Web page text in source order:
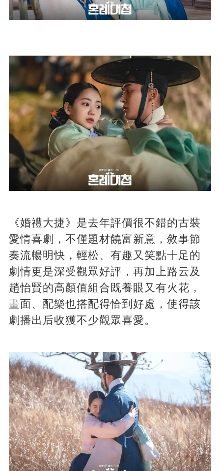
《婚禮大捷》是去年評價很不錯的古裝
愛情喜劇，不僅題材饒富新意，敘事節
奏流暢明快，輕松、有趣又笑點十足的
劇情更是深受觀眾好評，再加上路云及
趙怡賢的高顏值組合既養眼又有火花，
畫面、配樂也搭配得恰到好處，使得該
劇播出后收獲不少觀眾喜愛。